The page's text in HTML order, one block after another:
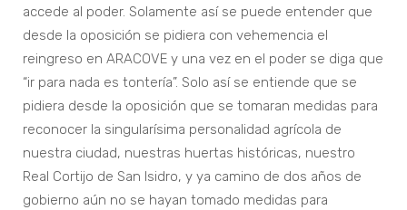
accede al poder. Solamente así se puede entender que
desde la oposición se pidiera con vehemencia el
reingreso en ARACOVE y una vez en el poder se diga que
“ir para nada es tontería”. Solo así se entiende que se
pidiera desde la oposición que se tomaran medidas para
reconocer la singularísima personalidad agrícola de
nuestra ciudad, nuestras huertas históricas, nuestro
Real Cortijo de San Isidro, y ya camino de dos años de
gobierno aún no se hayan tomado medidas para